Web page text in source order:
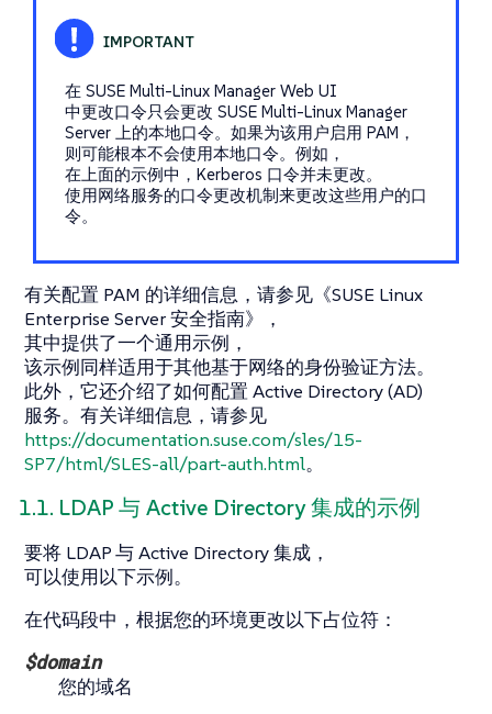
在 SUSE Multi-Linux Manager Web UI
中更改口令只会更改 SUSE Multi-Linux Manager
Server 上的本地口令。如果为该用户启用 PAM，
则可能根本不会使用本地口令。例如，
在上面的示例中，Kerberos 口令并未更改。
使用网络服务的口令更改机制来更改这些用户的口
令。
有关配置 PAM 的详细信息，请参见《SUSE Linux
Enterprise Server 安全指南》，
其中提供了一个通用示例，
该示例同样适用于其他基于网络的身份验证方法。
此外，它还介绍了如何配置 Active Directory (AD)
服务。有关详细信息，请参见
https://documentation.suse.com/sles/15-
SP7/html/SLES-all/part-auth.html。
1.1. LDAP 与 Active Directory 集成的示例
要将 LDAP 与 Active Directory 集成，
可以使用以下示例。
在代码段中，根据您的环境更改以下占位符：
$domain
您的域名